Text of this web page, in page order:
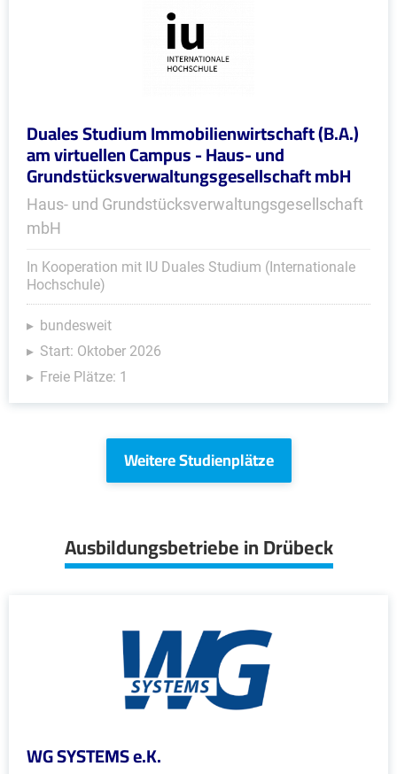
Duales Studium Immobilienwirtschaft (B.A.)
am virtuellen Campus - Haus- und
Grundstücksverwaltungsgesellschaft mbH
Haus- und Grundstücksverwaltungsgesellschaft
mbH
In Kooperation mit IU Duales Studium (Internationale
Hochschule)
bundesweit
Start: Oktober 2026
Freie Plätze: 1
Weitere Studienplätze
Ausbildungsbetriebe in Drübeck
WG SYSTEMS e.K.